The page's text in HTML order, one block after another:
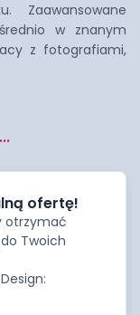
Zaawansowane
w znanym
z fotografiami,
ofertę!
otrzymać
Twoich